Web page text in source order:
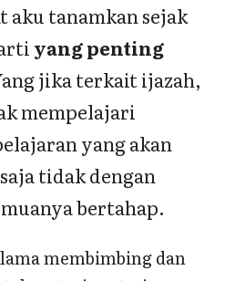
aku tanamkan sejak
yang penting
jika terkait ijazah,
mempelajari
yang akan
tidak dengan
bertahap.
membimbing dan